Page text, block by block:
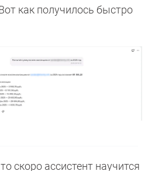
как получилось быстро
скоро ассистент научится